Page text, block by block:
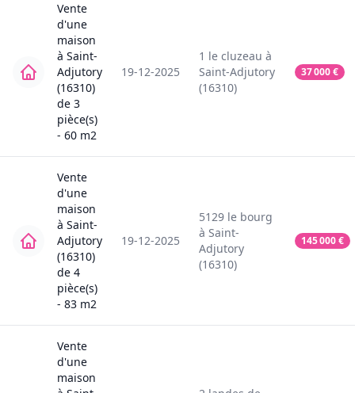
Vente
d'une
maison
à Saint-
Adjutory
(16310)
de 3
pièce(s)
- 60 m2
19-12-2025
1 le cluzeau à
Saint-Adjutory
(16310)
37 000€
Vente
d'une
maison
à Saint-
Adjutory
(16310)
de 4
pièce(s)
- 83 m2
19-12-2025
5129 le bourg
à Saint-
Adjutory
(16310)
145 000€
Vente
d'une
maison